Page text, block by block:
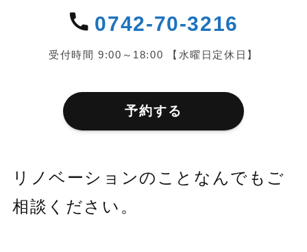
0742-70-3216
受付時間 9:00～18:00 【水曜日定休日】
予約する
リノベーションのことなんでもご
相談ください。